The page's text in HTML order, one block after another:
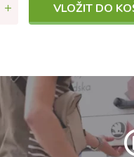
VLOŽIT DO